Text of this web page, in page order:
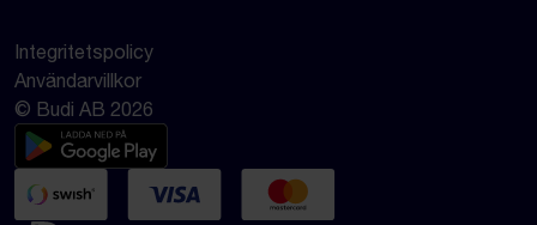
Integritetspolicy
Användarvillkor
© Budi AB 2026